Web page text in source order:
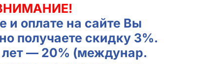
и оплате на сайте Вы
получаете скидку 3%.
лет — 20% (междунар.